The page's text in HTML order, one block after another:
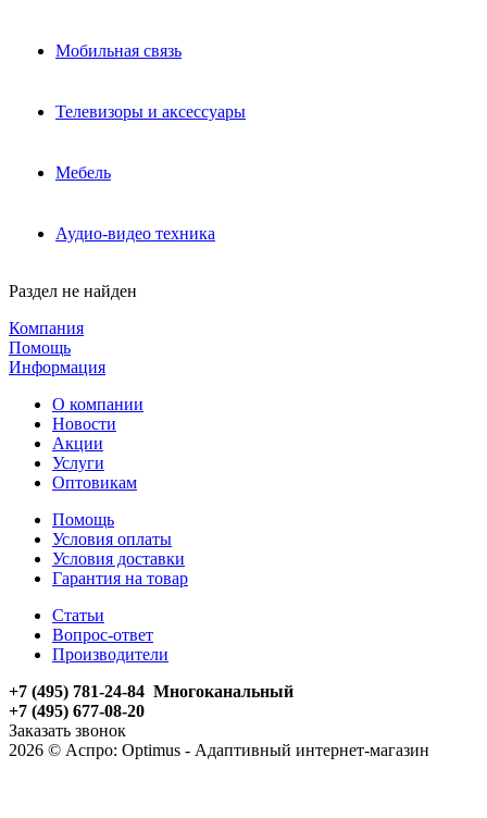
Мобильная связь
Телевизоры и аксессуары
Мебель
Аудио-видео техника
Раздел не найден
Компания
Помощь
Информация
О компании
Новости
Акции
Услуги
Оптовикам
Помощь
Условия оплаты
Условия доставки
Гарантия на товар
Статьи
Вопрос-ответ
Производители
+7 (495) 781-24-84 Многоканальный
+7 (495) 677-08-20
Заказать звонок
2026 © Аспро: Optimus - Адаптивный интернет-магазин